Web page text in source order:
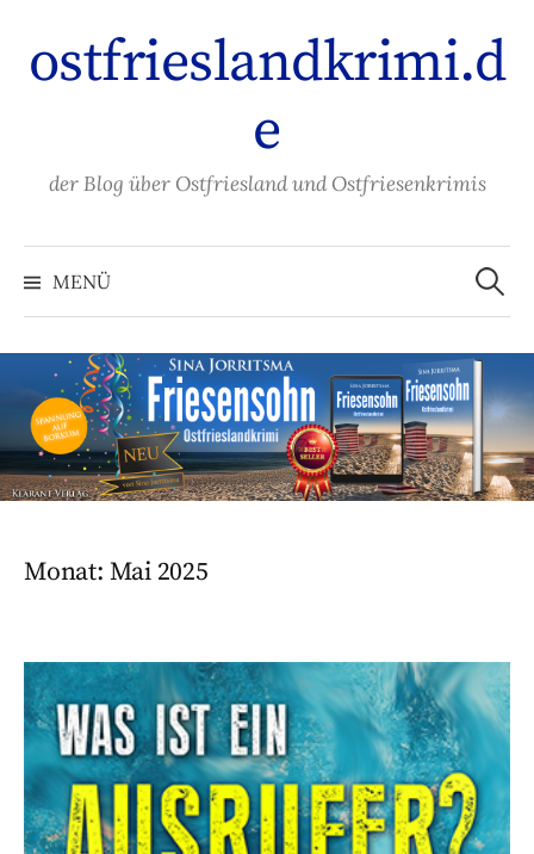
Inhalt
überspringen
ostfrieslandkrimi.d
e
der Blog über Ostfriesland und Ostfriesenkrimis
MENÜ
Suchen
nach:
Monat: Mai 2025